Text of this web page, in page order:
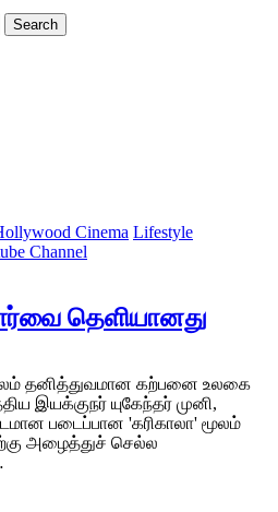
Cinema Lifestyle
Channel
தெளியானது
தனித்துவமான கற்பனை உலகை
இயக்குநர் யுகேந்தர் முனி,
படைப்பான 'கரிகாலா' மூலம்
அழைத்துச் செல்ல